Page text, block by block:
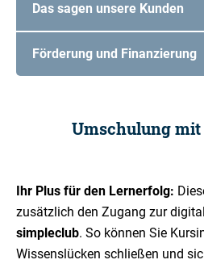
Das sagen unsere Kunden
Förderung und Finanzierung
Umschulung
Ihr Plus für den Lernerfolg:
zusätzlich den Zugang zur
simpleclub. So können Sie
Wissenslücken schließen und